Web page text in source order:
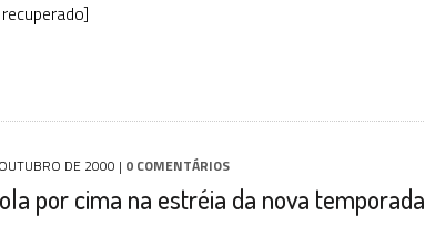
DE 2000 | 0 COMENTÁRIOS
por cima na estréia da nova temporada